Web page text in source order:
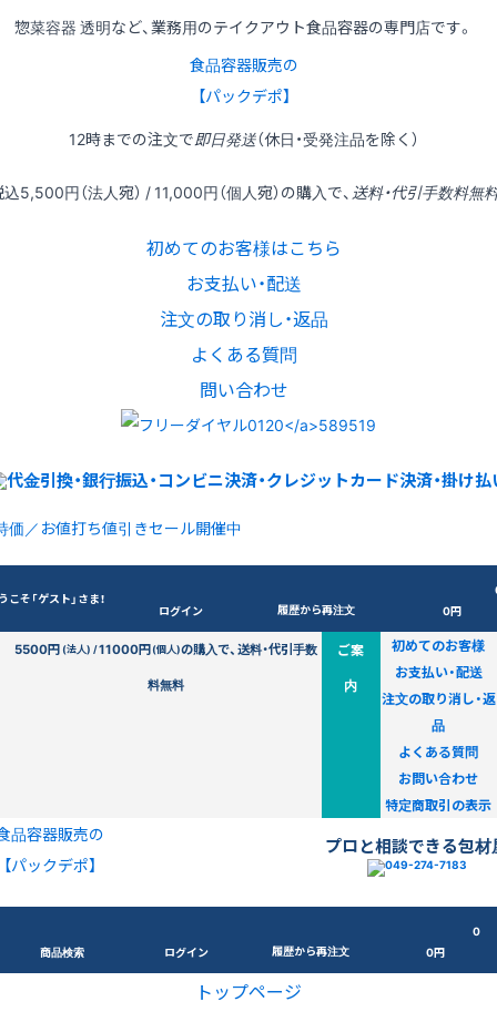
惣菜容器 透明など、業務用のテイクアウト食品容器の専門店です。
食品容器販売の
【パックデポ】
12時までの注文で即日発送（休日・受発注品を除く）
込5,500円（法人宛） / 11,000円（個人宛）の購入で、 送料・代引手数料無
初めてのお客様はこちら
お支払い・配送
注文の取り消し・返品
よくある質問
問い合わせ
価／お値打ち値引きセール開催中
こそ「ゲスト」さま！
ログイン 履歴から再注文
0円
5500円(法人) /11000円(個人)の購入で、送料・代引手数
料無料
ご案
内
初めてのお客様
お支払い・配送
注文の取り消し・返
品
よくある質問
お問い合わせ
特定商取引の表示
品容器販売の
【パックデポ】
プロと相談できる包材
商品検索 ログイン 履歴から再注文
0
0円
トップページ